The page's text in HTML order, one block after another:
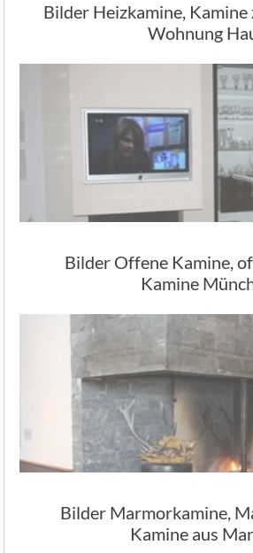
Bilder Heizkamine, Kamine
Wohnung
Bilder Offene Kamine,
Kamine
Bilder Marmorkamine,
Kamine aus